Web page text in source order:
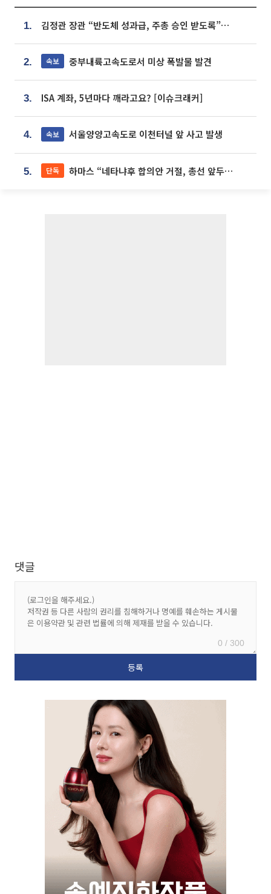
1. 김정관 장관 “반도체 성과급, 주총 승인 받도록”…상법·자본시장법 개정 시사
2. 속보 중부내륙고속도로서 미상 폭발물 발견
3. ISA 계좌, 5년마다 깨라고요? [이슈크래커]
4. 속보 서울양양고속도로 이천터널 앞 사고 발생
5. 단독 하마스 “네타냐후 합의안 거절, 총선 앞두고 시간 끌기”
댓글
0 / 300